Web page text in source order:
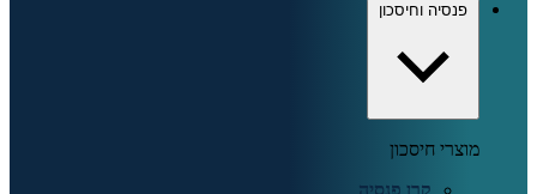
פנסיה וחיסכון
מוצרי חיסכון
קרן פנסיה